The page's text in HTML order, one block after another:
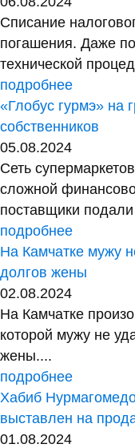
Списание
погашения. Даже
технической
подробнее
«Глобус гурмэ» на
собственников
05.08.2024
Сеть
сложной
поставщики подали
подробнее
На Камчатке мужу
долгов жены
02.08.2024
На Камчатке
которой мужу не
жены....
подробнее
Хабиб
выставлен на
01.08.2024